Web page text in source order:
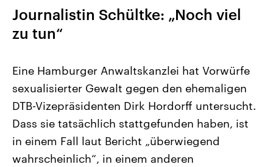
Landtagswahl Sachsen-Anhalt
2026
Alle Informationen
Sachsen-Anhalt wählt am 6.
September 2026 einen neuen
Landtag. Seit 2021 wird das
Bundesland von einer Koalition aus
USA
Aktuelle Beiträge,
Hintergründe
Wirtschaftlich und
gehören die Vereinigten
den mächtigsten Ländern
mit großem Einfluss auf
Journalistin Schültke: „Noch viel
zu tun“
Eine Hamburger Anwaltskanzlei hat Vorwürfe
sexualisierter Gewalt gegen den ehemaligen
DTB-Vizepräsidenten Dirk Hordorff untersucht.
Dass sie tatsächlich stattgefunden haben, ist
in einem Fall laut Bericht „überwiegend
wahrscheinlich“, in einem anderen